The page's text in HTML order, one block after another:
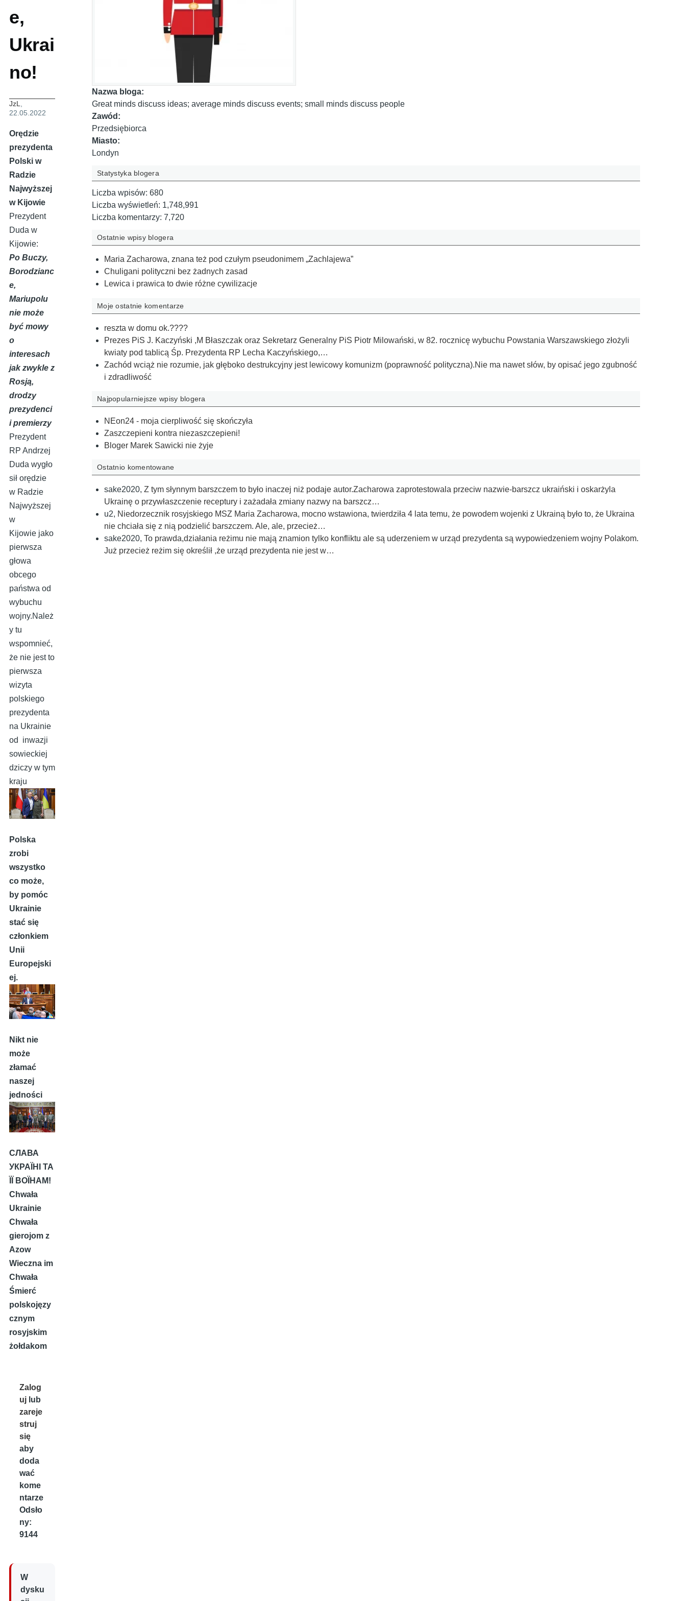
e,
Ukrai
no!
JzL,
22.05.2022
Orędzie
prezydenta
Polski w
Radzie
Najwyższej
w Kijowie
Prezydent
Duda w
Kijowie:
Po Buczy,
Borodzianc
e,
Mariupolu
nie może
być mowy
o
interesach
jak zwykle z
Rosją,
drodzy
prezydenci
i premierzy
Prezydent
RP Andrzej
Duda wygło
sił orędzie
w Radzie
Najwyższej
w
Kijowie jako
pierwsza
głowa
obcego
państwa od
wybuchu
wojny.Należ
y tu
wspomnieć,
że nie jest to
pierwsza
wizyta
polskiego
prezydenta
na Ukrainie
od inwazji
sowieckiej
dziczy w tym
kraju
Polska
zrobi
wszystko
co może,
by pomóc
Ukrainie
stać się
członkiem
Unii
Europejski
ej.
Nikt nie
może
złamać
naszej
jedności
СЛАВА
УКРАЇНІ ТА
ЇЇ ВОЇНАМ!
Chwała
Ukrainie
Chwała
gierojom z
Azow
Wieczna im
Chwała
Śmierć
polskojęzy
cznym
rosyjskim
żołdakom
Zalog
uj lub
zareje
struj
się
aby
doda
wać
kome
ntarze
Odsło
ny:
9144
W
dysku
Nazwa bloga:
Great minds discuss ideas; average minds discuss events; small minds discuss people
Zawód:
Przedsiębiorca
Miasto:
Londyn
Statystyka blogera
Liczba wpisów: 680
Liczba wyświetleń: 1,748,991
Liczba komentarzy: 7,720
Ostatnie wpisy blogera
Maria Zacharowa, znana też pod czułym pseudonimem „Zachlajewa”
Chuligani polityczni bez żadnych zasad
Lewica i prawica to dwie różne cywilizacje
Moje ostatnie komentarze
reszta w domu ok.????
Prezes PiS J. Kaczyński ,M Błaszczak oraz Sekretarz Generalny PiS Piotr Milowański, w 82. rocznicę wybuchu Powstania Warszawskiego złożyli
kwiaty pod tablicą Śp. Prezydenta RP Lecha Kaczyńskiego,…
Zachód wciąż nie rozumie, jak głęboko destrukcyjny jest lewicowy komunizm (poprawność polityczna).Nie ma nawet słów, by opisać jego zgubność
i zdradliwość
Najpopularniejsze wpisy blogera
NEon24 - moja cierpliwość się skończyła
Zaszczepieni kontra niezaszczepieni!
Bloger Marek Sawicki nie żyje
Ostatnio komentowane
sake2020, Z tym słynnym barszczem to było inaczej niż podaje autor.Zacharowa zaprotestowala przeciw nazwie-barszcz ukraiński i oskarżyla
Ukrainę o przywłaszczenie receptury i zażadała zmiany nazwy na barszcz…
u2, Niedorzecznik rosyjskiego MSZ Maria Zacharowa, mocno wstawiona, twierdziła 4 lata temu, że powodem wojenki z Ukrainą było to, że Ukraina
nie chciała się z nią podzielić barszczem. Ale, ale, przecież…
sake2020, To prawda,działania reżimu nie mają znamion tylko konfliktu ale są uderzeniem w urząd prezydenta są wypowiedzeniem wojny Polakom.
Już przecież reżim się określił ,że urząd prezydenta nie jest w…